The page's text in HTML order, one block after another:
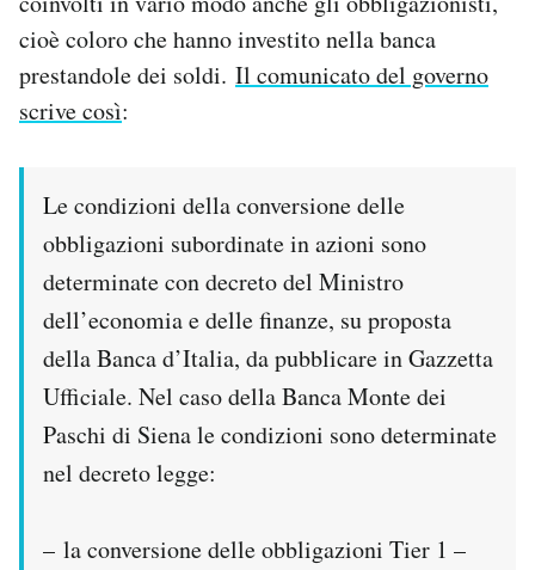
cioè coloro che hanno investito nella banca
prestandole dei soldi. Il comunicato del governo
scrive così:
Le condizioni della conversione delle
obbligazioni subordinate in azioni sono
determinate con decreto del Ministro
dell’economia e delle finanze, su proposta
della Banca d’Italia, da pubblicare in Gazzetta
Ufficiale. Nel caso della Banca Monte dei
Paschi di Siena le condizioni sono determinate
nel decreto legge:
– la conversione delle obbligazioni Tier 1 –